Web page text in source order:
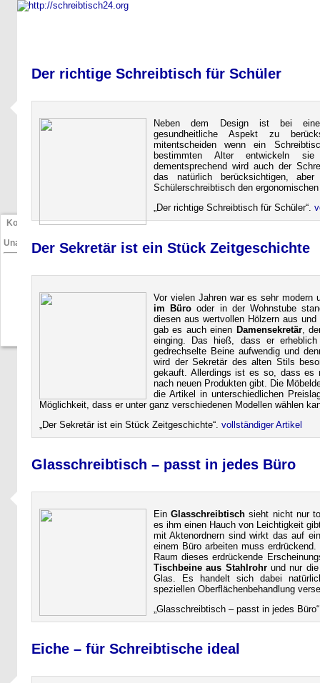
Kostenlos
Unabhängig
Der richtige Schreibtisch für Schüler
Neben dem Design ist bei
gesundheitliche Aspekt zu
mitentscheiden wenn ein
bestimmten Alter entwickeln
dementsprechend wird auch der
das natürlich berücksichtigen,
Schülerschreibtisch den
Der richtige Schreibtisch für Schüler .
Der Sekretär ist ein Stück Zeitgeschichte
Vor vielen Jahren war es sehr
im Büro oder in der Wohnstube
diesen aus wertvollen Hölzern aus
gab es auch einen Damensekretär,
einging. Das hieß, dass er
gedrechselte Beine aufwendig und
wird der Sekretär des alten Stils
gekauft. Allerdings ist es so, dass es
nach neuen Produkten gibt. Die
die Artikel in unterschiedlichen
Möglichkeit, dass er unter ganz verschiedenen Modellen wählen
Der Sekretär ist ein Stück Zeitgeschichte
vollständiger Artikel
Glasschreibtisch – passt in jedes Büro
EinGlasschreibtisch sieht nicht nur
es ihm einen Hauch von Leichtigkeit
mit Aktenordnern sind wirkt das auf
einem Büro arbeiten muss
Raum dieses erdrückende
Tischbeine aus Stahlrohrund nur die
Glas. Es handelt sich dabei
speziellen Oberflächenbehandlung
Glasschreibtisch – passt in jedes Büro
Eiche – für Schreibtische ideal